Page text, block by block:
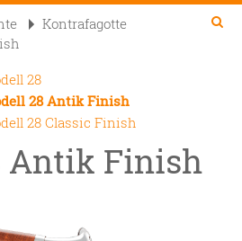
Kontrafagotte

28
28 Antik Finish
28 Classic Finish
Antik Finish